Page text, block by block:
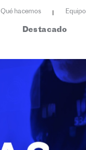
Qué hacemos Equipo
Destacado